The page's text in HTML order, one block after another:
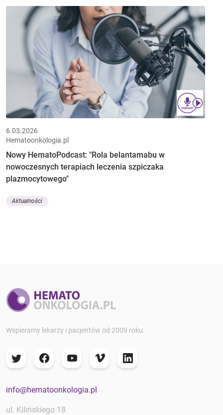
6.03.2026
Hematoonkologia.pl
Nowy HematoPodcast: "Rola belantamabu w
nowoczesnych terapiach leczenia szpiczaka
plazmocytowego"
Aktualności
Wspieramy lekarzy i pacjentów od 2009 roku.
info@hematoonkologia.pl
ul. Kilińskiego 18